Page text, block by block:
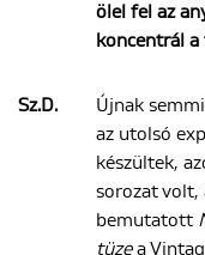
ölel fel az
koncentrál a
Sz.D.
Újnak
az utolsó
készültek,
sorozat volt,
bemutatott
tüzea